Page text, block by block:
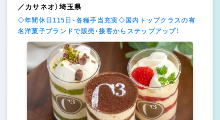
／カサネオ）埼玉県
◇年間休日115日・各種手当充実◇国内トップクラスの有
名洋菓子ブランドで販売・接客からステップアップ！